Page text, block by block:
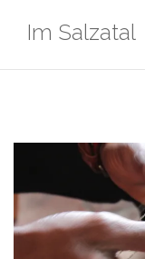
InhaltIm Salzatal